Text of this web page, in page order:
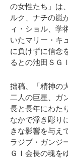
の女性たち」は
ルク、ナチの嵐
ィ・ショル、学
いたマリー・キ
に負けずに信念
るとの池田ＳＧ
拙稿、「精神の
二人の巨星、ガ
長と長年にわた
なかで浮き彫り
きな影響を与え
ラジブ・ガンジ
ＧＩ会長の魂を